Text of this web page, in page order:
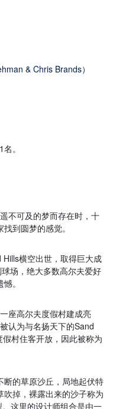
& Chris Brands）
。
不可及的梦而存在时，十
到圆梦的感觉。
横空出世，取得巨大成
场，绝大多数高尔夫爱好
。
座高尔夫度假村建成亮
认为与名扬天下的Sand
村住客开放，因此被称为
的草原沙丘，局地起伏特
掉，裸露出来的沙子称为
这里的设计师组合是由一